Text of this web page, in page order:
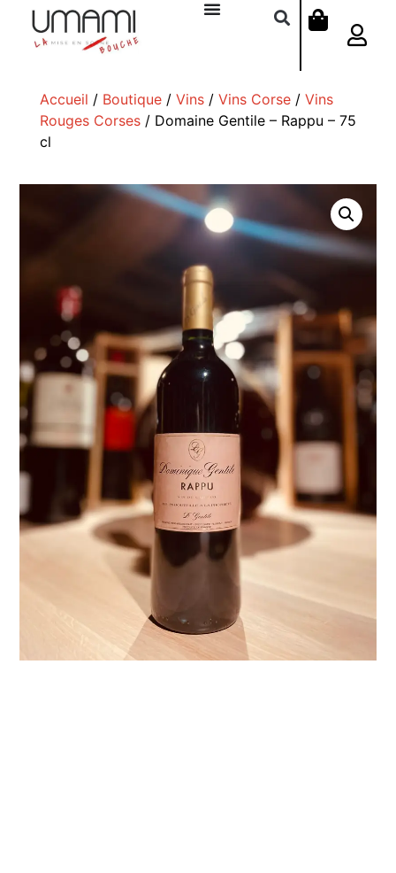
Accueil / Boutique/ Vins/ Vins Corse/ Vins
Rouges Corses/ Domaine Gentile – Rappu – 75
cl